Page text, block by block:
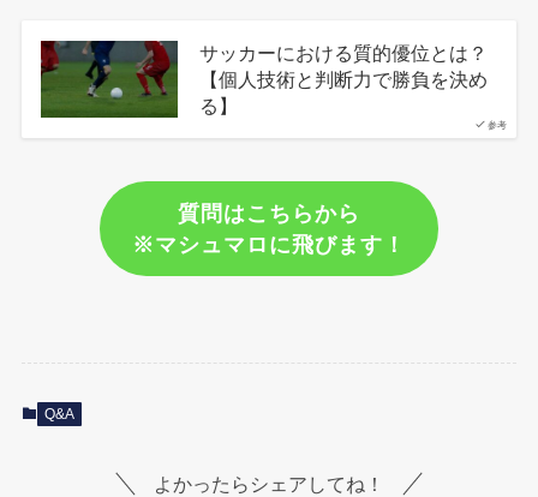
参考
サッカーにおける質的優位とは？
【個人技術と判断力で勝負を決め
る】
質問はこちらから
※マシュマロに飛びます！
Q&A
よかったらシェアしてね！